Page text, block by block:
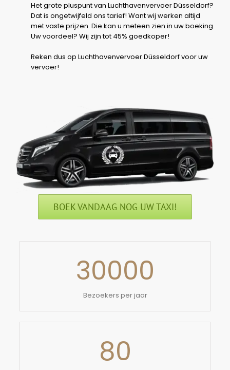
Het grote pluspunt van Luchthavenvervoer Düsseldorf?
Dat is ongetwijfeld ons tarief! Want wij werken altijd
met vaste prijzen. Die kan u meteen zien in uw boeking.
Uw voordeel? Wij zijn tot 45% goedkoper!
Reken dus op Luchthavenvervoer Düsseldorf voor uw
vervoer!
BOEK VANDAAG NOG UW TAXI!
30000
Bezoekers per jaar
80